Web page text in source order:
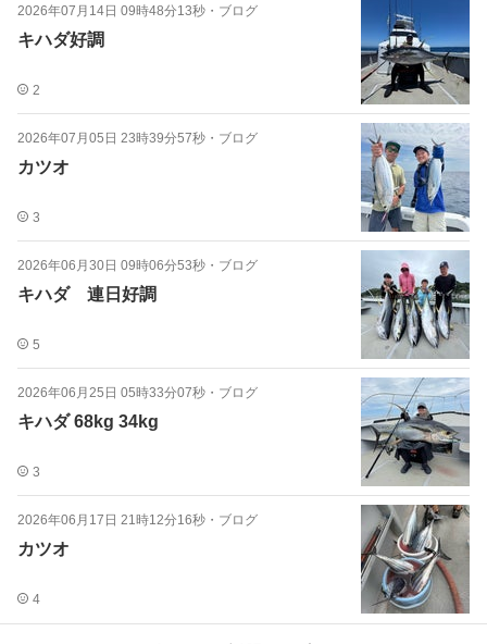
2026年07月14日 09時48分13秒 ・ ブログ
キハダ好調
2
2026年07月05日 23時39分57秒 ・ ブログ
カツオ
3
2026年06月30日 09時06分53秒 ・ ブログ
キハダ 連日好調
5
2026年06月25日 05時33分07秒 ・ ブログ
キハダ 68kg 34kg
3
2026年06月17日 21時12分16秒 ・ ブログ
カツオ
4